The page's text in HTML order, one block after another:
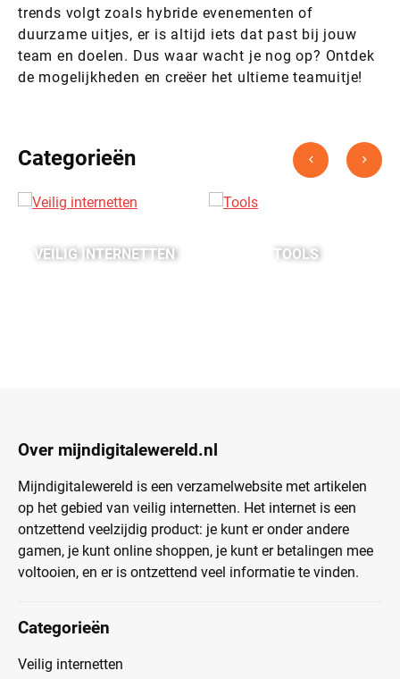
trends volgt zoals hybride evenementen of
duurzame uitjes, er is altijd iets dat past bij jouw
team en doelen. Dus waar wacht je nog op? Ontdek
de mogelijkheden en creëer het ultieme teamuitje!
Categorieën
VEILIG INTERNETTEN TOOLS
Over mijndigitalewereld.nl
Mijndigitalewereld is een verzamelwebsite met artikelen
op het gebied van veilig internetten. Het internet is een
ontzettend veelzijdig product: je kunt er onder andere
gamen, je kunt online shoppen, je kunt er betalingen mee
voltooien, en er is ontzettend veel informatie te vinden.
Categorieën
Veilig internetten